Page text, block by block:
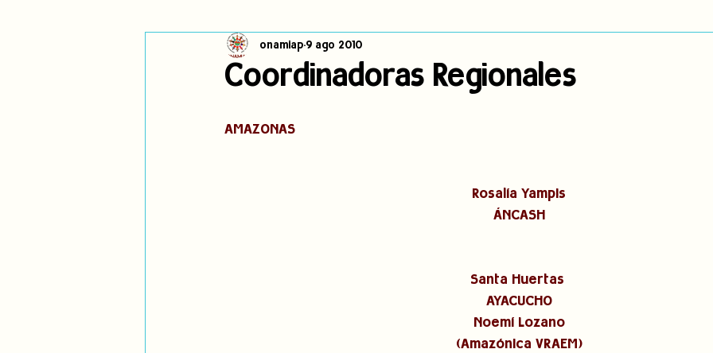
Cambio climático Navegador indígena
Coordinadoras Regionales
onamiap 9 ago 2010
AMAZONAS
Rosalía Yampis
ÁNCASH
Santa Huertas
AYACUCHO
Noemí Lozano
(Amazónica VRAEM)